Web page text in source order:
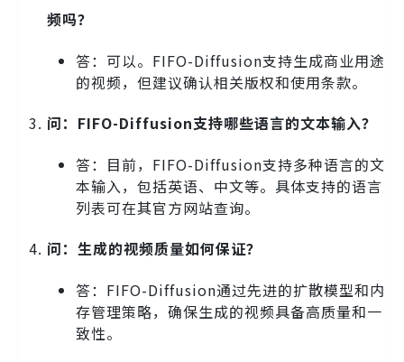
频吗？
答：可以。FIFO-Diffusion支持生成商业用途
的视频，但建议确认相关版权和使用条款。
问：FIFO-Diffusion支持哪些语言的文本输入？
答：目前，FIFO-Diffusion支持多种语言的文
本输入，包括英语、中文等。具体支持的语言
列表可在其官方网站查询。
问：生成的视频质量如何保证？
答：FIFO-Diffusion通过先进的扩散模型和内
存管理策略，确保生成的视频具备高质量和一
致性。